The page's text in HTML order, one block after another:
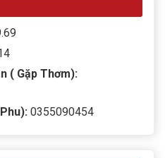
( Gặp Thơm):
0355090454